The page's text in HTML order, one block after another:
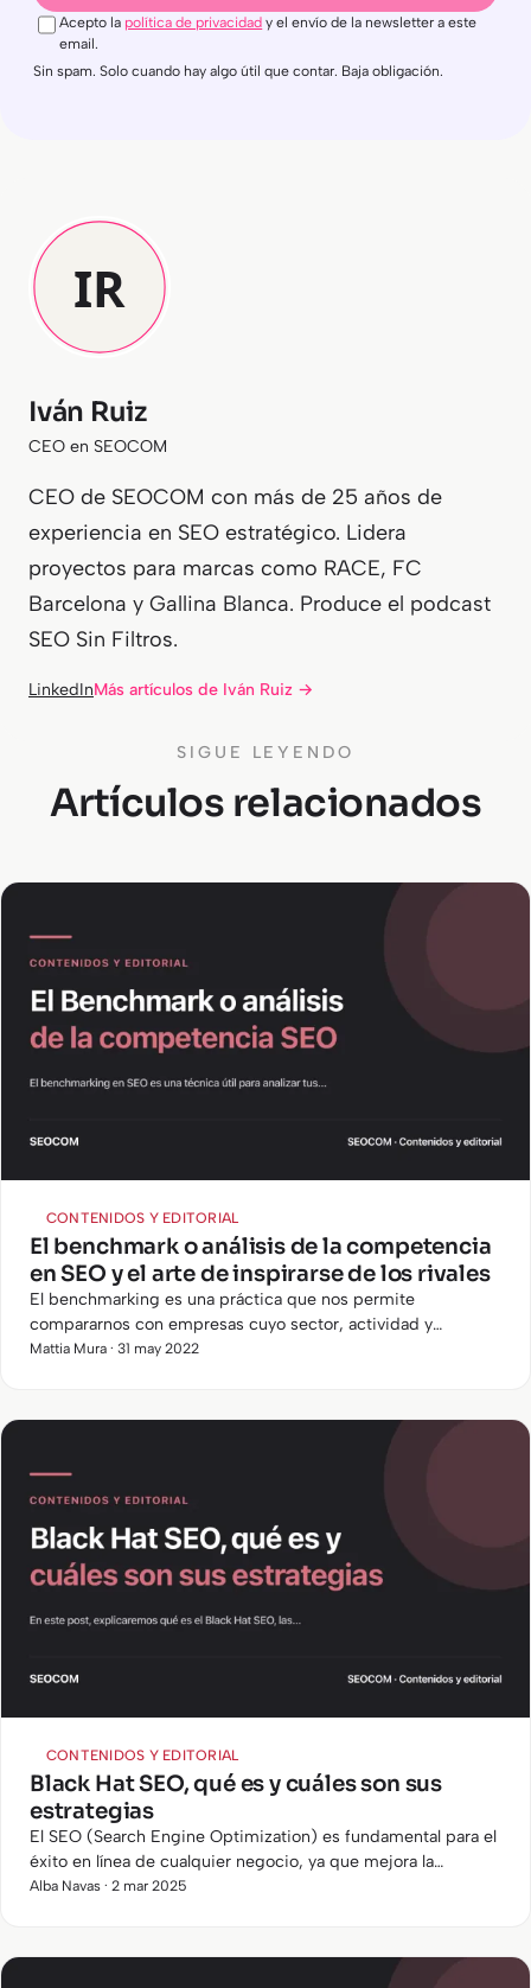
Acepto la política de privacidad y el envío de la newsletter a este
email.
Sin spam. Solo cuando hay algo útil que contar. Baja obligación.
Iván Ruiz
CEO en SEOCOM
CEO de SEOCOM con más de 25 años de
experiencia en SEO estratégico. Lidera
proyectos para marcas como RACE, FC
Barcelona y Gallina Blanca. Produce el podcast
SEO Sin Filtros.
LinkedInMás artículos de Iván Ruiz →
SIGUE LEYENDO
Artículos relacionados
CONTENIDOS Y EDITORIAL
El benchmark o análisis de la competencia
en SEO y el arte de inspirarse de los rivales
El benchmarking es una práctica que nos permite
compararnos con empresas cuyo sector, actividad y
posicionamiento sean similares a los nuestros e inspirarnos
Mattia Mura · 31 may 2022
CONTENIDOS Y EDITORIAL
Black Hat SEO, qué es y cuáles son sus
estrategias
El SEO (Search Engine Optimization) es fundamental para el
éxito en línea de cualquier negocio, ya que mejora la
visibilidad de un sitio web en los motores de búsqueda. Sin…
Alba Navas · 2 mar 2025